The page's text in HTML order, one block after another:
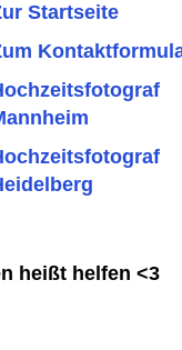
Startseite
heißt helfen <3